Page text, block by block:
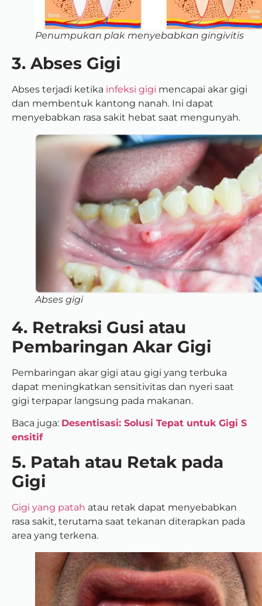
Penumpukan plak menyebabkan gingivitis
3. Abses Gigi
Abses terjadi ketika infeksi gigi mencapai akar gigi
dan membentuk kantong nanah. Ini dapat
menyebabkan rasa sakit hebat saat mengunyah.
Abses gigi
4. Retraksi Gusi atau
Pembaringan Akar Gigi
Pembaringan akar gigi atau gigi yang terbuka
dapat meningkatkan sensitivitas dan nyeri saat
gigi terpapar langsung pada makanan.
Baca juga: Desentisasi: Solusi Tepat untuk Gigi S
ensitif
5. Patah atau Retak pada
Gigi
Gigi yang patah atau retak dapat menyebabkan
rasa sakit, terutama saat tekanan diterapkan pada
area yang terkena.